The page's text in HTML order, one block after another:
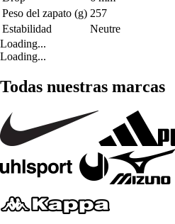
Peso del zapato (g) 257
Estabilidad
Neutre
Loading...
Loading...
Todas nuestras marcas